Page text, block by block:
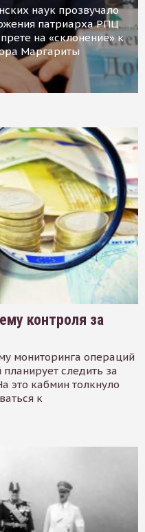
наук прозвучало
патриарха РПЦ
на «склонение» к
Маргариты
контроля за
мониторинга операций
следить за
это кабмин толкнуло
к